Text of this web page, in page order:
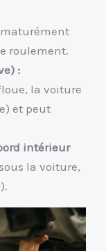
roulement.
:
la voiture
et peut
intérieur
la voiture,